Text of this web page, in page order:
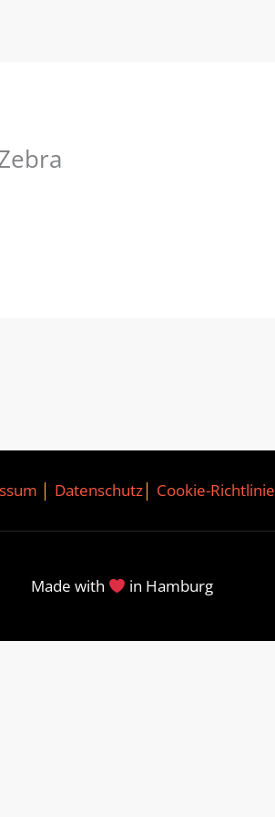
Datenschutz Cookie-Richtlinie
Made with in Hamburg